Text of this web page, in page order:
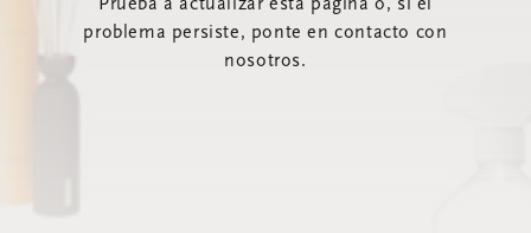
Prueba a actualizar esta página o, si el
problema persiste, ponte en contacto con
nosotros.